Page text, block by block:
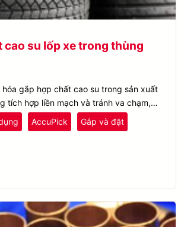
cao su lốp xe trong thùng
gắp hợp chất cao su trong sản xuất
tích hợp liền mạch và tránh va chạm,
AccuPick Gắp và đặt